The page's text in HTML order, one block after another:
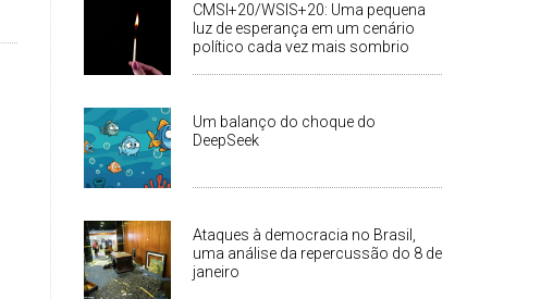
CMSI+20/WSIS+20: Uma pequena
luz de esperança em um cenário
político cada vez mais sombrio
Um balanço do choque do
DeepSeek
Ataques à democracia no Brasil,
uma análise da repercussão do 8 de
janeiro